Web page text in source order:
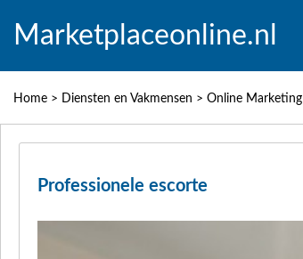
Marketplaceonline.nl
Home > Diensten en Vakmensen > Online Marketing
Professionele escorte